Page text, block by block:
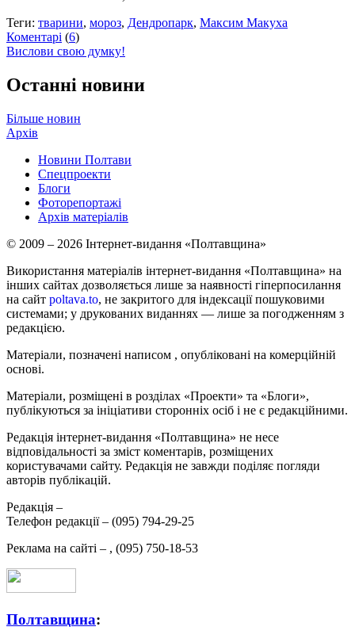
Теги: тварини, мороз, Дендропарк, Максим Макуха
Коментарі (6)
Вислови свою думку!
Останні новини
Більше новин
Архів
Новини Полтави
Спецпроекти
Блоги
Фоторепортажі
Архів матеріалів
© 2009 – 2026 Інтернет-видання «Полтавщина»
Використання матеріалів інтернет-видання «Полтавщина» на
інших сайтах дозволяється лише за наявності гіперпосилання
на сайт poltava.to, не закритого для індексації пошуковими
системами; у друкованих виданнях — лише за погодженням з
редакцією.
Матеріали, позначені написом , опубліковані на комерційній
основі.
Матеріали, розміщені в розділах «Проекти» та «Блоги»,
публікуються за ініціативи сторонніх осіб і не є редакційними.
Редакція інтернет-видання «Полтавщина» не несе
відповідальності за зміст коментарів, розміщених
користувачами сайту. Редакція не завжди поділяє погляди
авторів публікацій.
Редакція –
Телефон редакції – (095) 794-29-25
Реклама на сайті – , (095) 750-18-53
Полтавщина: